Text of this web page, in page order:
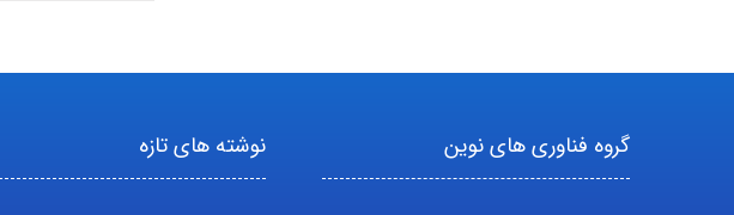
گروه فناوری های نوین نوشته های تازه